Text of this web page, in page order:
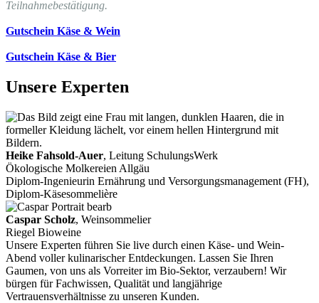
Teilnahmebestätigung.
Gutschein Käse & Wein
Gutschein Käse & Bier
Unsere Experten
Heike Fahsold-Auer, Leitung SchulungsWerk
Ökologische Molkereien Allgäu
Diplom-Ingenieurin Ernährung und Versorgungsmanagement (FH),
Diplom-Käsesommelière
Caspar Scholz, Weinsommelier
Riegel Bioweine
Unsere Experten führen Sie live durch einen Käse- und Wein-
Abend voller kulinarischer Entdeckungen. Lassen Sie Ihren
Gaumen, von uns als Vorreiter im Bio-Sektor, verzaubern! Wir
bürgen für Fachwissen, Qualität und langjährige
Vertrauensverhältnisse zu unseren Kunden.